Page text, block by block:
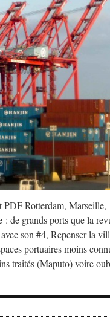
PDF Rotterdam, Marseille,
de grands ports que la
son #4, Repenser la
portuaires moins
traités (Maputo) voire